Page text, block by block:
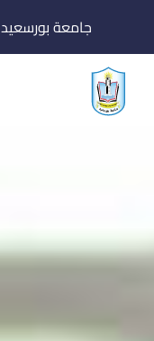
إلى
المحتوى
جامعة بورسعيد